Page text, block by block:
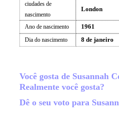
ciudades de
nascimento
London
Ano de nascimento 1961
Dia do nascimento 8 de janeiro
Você gosta de Susannah
Realmente você gosta?
Dê o seu voto para